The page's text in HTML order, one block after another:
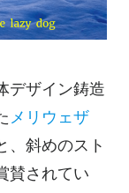
デザイン鋳造
メリウェザ
、斜めのスト
賛されてい